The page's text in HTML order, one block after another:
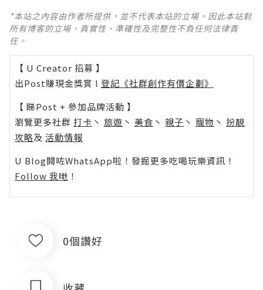
*本站之內容由作者所提供，並不代表本站的立場。因此本站對
所有博客的立場、真實性、準確性及完整性不負任何法律責
任。
【 U Creator 招募 】
出Post賺現金獎賞 l 登記《社群創作有價企劃》
【 睇Post + 參加品牌活動 】
瀏覽更多社群 打卡 丶 旅遊 丶 美食 丶 親子 丶 寵物 丶 扮靚
攻略及 活動情報
U Blog開咗WhatsApp啦！發掘更多吃喝玩樂資訊！
Follow 我哋 ！
0個讚好